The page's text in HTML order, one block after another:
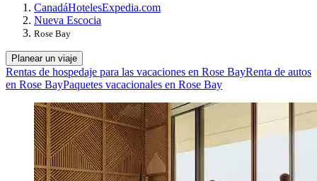
CanadáHotelesExpedia.com
Nueva Escocia
Rose Bay
Planear un viaje
Rentas de hospedaje para las vacaciones en Rose BayRenta de autos
en Rose BayPaquetes vacacionales en Rose Bay